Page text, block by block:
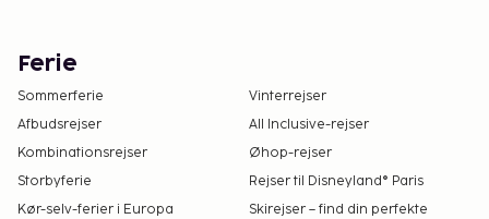
Ferie
Sommerferie
Vinterrejser
Afbudsrejser
All Inclusive-rejser
Kombinationsrejser
Øhop-rejser
Storbyferie
Rejser til Disneyland® Paris
Kør-selv-ferier i Europa
Skirejser – find din perfekte